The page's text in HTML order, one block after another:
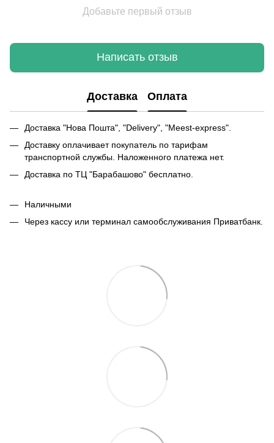
Добавьте первый отзыв
Написать отзыв
Доставка Оплата
Доставка "Нова Пошта", "Delivery", "Meest-express".
Доставку оплачивает покупатель по тарифам
транспортной службы. Наложенного платежа нет.
Доставка по ТЦ "Барабашово" бесплатно.
Наличными
Через кассу или терминал самообслуживания Приватбанк.